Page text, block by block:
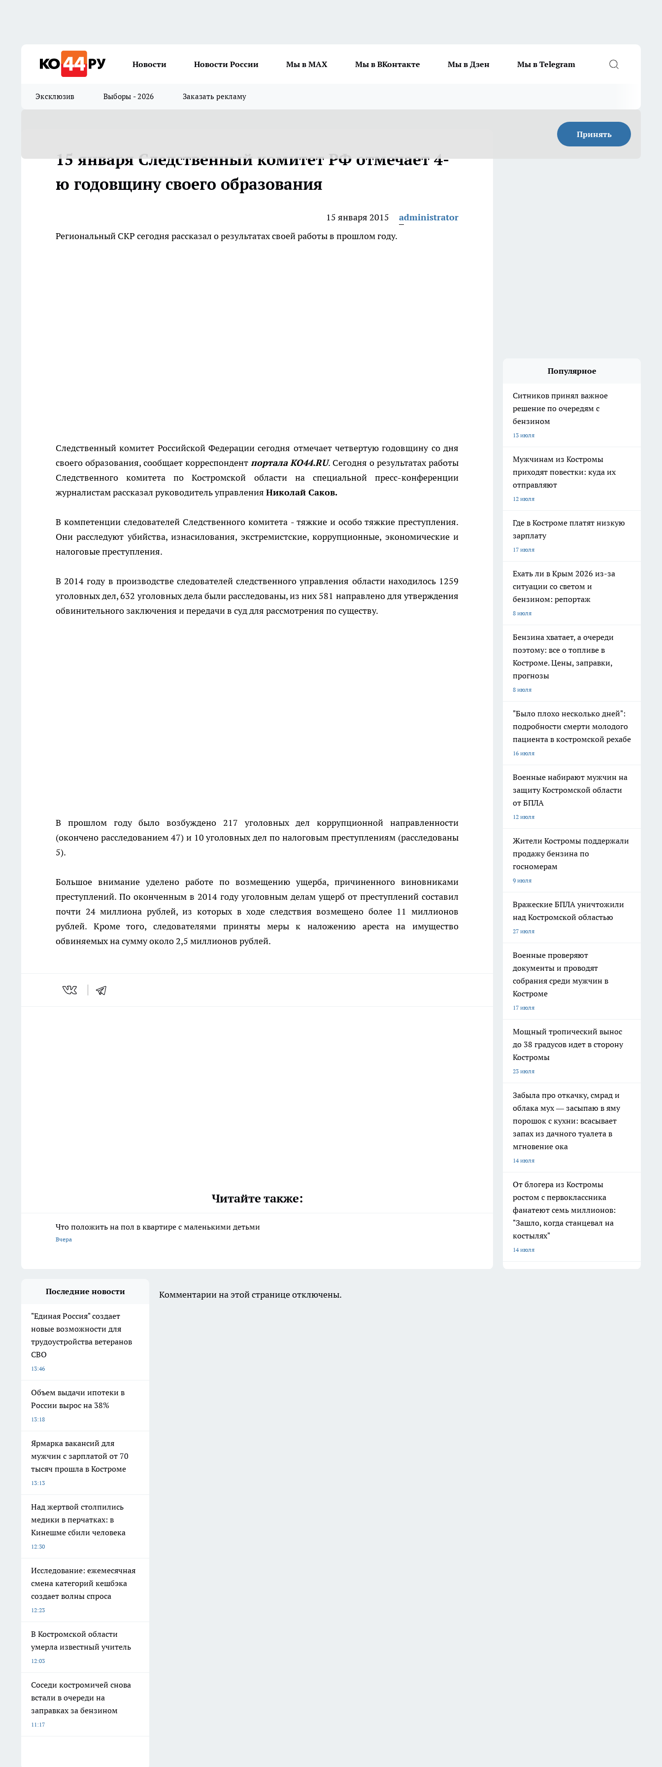
Новости Новости России Мы в MAX Мы в ВКонтакте Мы в Дзен Мы в Telegram
Эксклюзив Выборы - 2026 Заказать рекламу
Принять
15 января Следственный комитет РФ отмечает 4-
ю годовщину своего образования
15 января 2015
administrator
Региональный СКР сегодня рассказал о результатах своей работы в прошлом году.
Следственный комитет Российской Федерации сегодня отмечает четвертую годовщину со дня
своего образования, сообщает корреспондент портала КО44.RU. Сегодня о результатах работы
Следственного комитета по Костромской области на специальной пресс-конференции
журналистам рассказал руководитель управления Николай Саков.
В компетенции следователей Следственного комитета - тяжкие и особо тяжкие преступления.
Они расследуют убийства, изнасилования, экстремистские, коррупционные, экономические и
налоговые преступления.
В 2014 году в производстве следователей следственного управления области находилось 1259
уголовных дел, 632 уголовных дела были расследованы, из них 581 направлено для утверждения
обвинительного заключения и передачи в суд для рассмотрения по существу.
В прошлом году было возбуждено 217 уголовных дел коррупционной направленности
(окончено расследованием 47) и 10 уголовных дел по налоговым преступлениям (расследованы
5).
Большое внимание уделено работе по возмещению ущерба, причиненного виновниками
преступлений. По оконченным в 2014 году уголовным делам ущерб от преступлений составил
почти 24 миллиона рублей, из которых в ходе следствия возмещено более 11 миллионов
рублей. Кроме того, следователями приняты меры к наложению ареста на имущество
обвиняемых на сумму около 2,5 миллионов рублей.
Читайте также:
Что положить на пол в квартире с маленькими детьми
Вчера
Популярное
Ситников принял важное
решение по очередям с
бензином
13 июля
Мужчинам из Костромы
приходят повестки: куда их
отправляют
12 июля
Где в Костроме платят низкую
зарплату
17 июля
Ехать ли в Крым 2026 из-за
ситуации со светом и
бензином: репортаж
8 июля
Бензина хватает, а очереди
поэтому: все о топливе в
Костроме. Цены, заправки,
прогнозы
8 июля
"Было плохо несколько дней":
подробности смерти молодого
пациента в костромской рехабе
16 июля
Военные набирают мужчин на
защиту Костромской области
от БПЛА
12 июля
Жители Костромы поддержали
продажу бензина по
госномерам
9 июля
Вражеские БПЛА уничтожили
над Костромской областью
27 июля
Военные проверяют
документы и проводят
собрания среди мужчин в
Костроме
17 июля
Мощный тропический вынос
до 38 градусов идет в сторону
Костромы
23 июля
Забыла про откачку, смрад и
облака мух — засыпаю в яму
порошок с кухни: всасывает
запах из дачного туалета в
мгновение ока
14 июля
От блогера из Костромы
ростом с первоклассника
фанатеют семь миллионов:
"Зашло, когда станцевал на
костылях"
14 июля
Последние новости
"Единая Россия" создает
новые возможности для
трудоустройства ветеранов
СВО
13:46
Объем выдачи ипотеки в
России вырос на 38%
13:18
Ярмарка вакансий для
мужчин с зарплатой от 70
тысяч прошла в Костроме
13:13
Над жертвой столпились
медики в перчатках: в
Кинешме сбили человека
12:30
Исследование: ежемесячная
смена категорий кешбэка
создает волны спроса
12:23
В Костромской области
умерла известный учитель
12:03
Соседи костромичей снова
встали в очереди на
заправках за бензином
11:17
Комментарии на этой странице отключены.